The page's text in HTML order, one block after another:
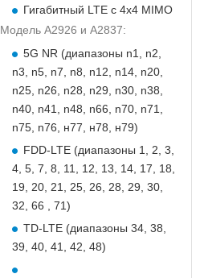
Гигабитный LTE с 4x4 MIMO
Модель А2926 и А2837:
5G NR (диапазоны n1, n2,
n3, n5, n7, n8, n12, n14, n20,
n25, n26, n28, n29, n30, n38,
n40, n41, n48, n66, n70, n71,
n75, n76, н77, н78, н79)
FDD-LTE (диапазоны 1, 2, 3,
4, 5, 7, 8, 11, 12, 13, 14, 17, 18,
19, 20, 21, 25, 26, 28, 29, 30,
32, 66 , 71)
TD-LTE (диапазоны 34, 38,
39, 40, 41, 42, 48)